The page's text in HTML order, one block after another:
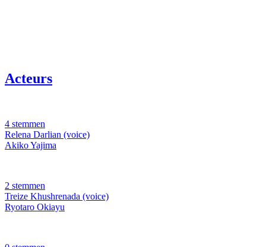
Acteurs
4 stemmen
Relena Darlian (voice)
Akiko Yajima
2 stemmen
Treize Khushrenada (voice)
Ryotaro Okiayu